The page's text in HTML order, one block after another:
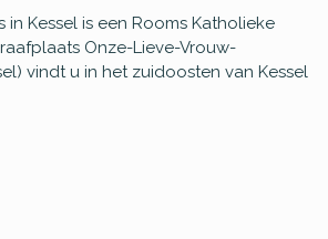
Kessel is een Rooms Katholieke
Onze-Lieve-Vrouw-
vindt u in het zuidoosten van Kessel